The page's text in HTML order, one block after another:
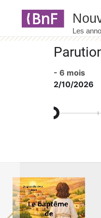
- 6 mois
2/10/2026